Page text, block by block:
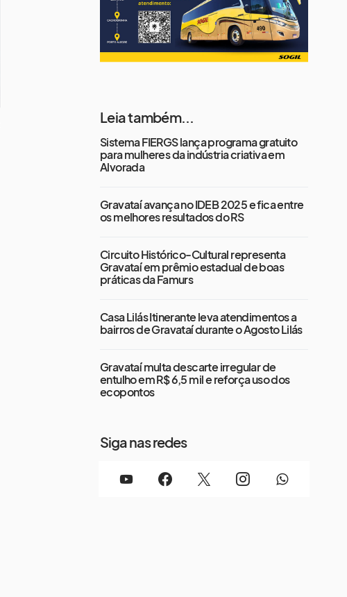
Leia também...
Sistema FIERGS lança programa gratuito
para mulheres da indústria criativa em
Alvorada
Gravataí avança no IDEB 2025 e fica entre
os melhores resultados do RS
Circuito Histórico-Cultural representa
Gravataí em prêmio estadual de boas
práticas da Famurs
Casa Lilás Itinerante leva atendimentos a
bairros de Gravataí durante o Agosto Lilás
Gravataí multa descarte irregular de
entulho em R$ 6,5 mil e reforça uso dos
ecopontos
Siga nas redes